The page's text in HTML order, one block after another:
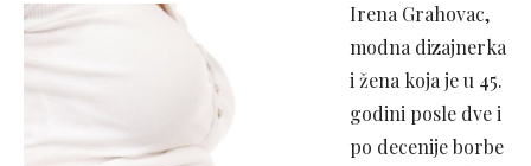
Irena Grahovac,
modna dizajnerka
i žena koja je u 45.
godini posle dve i
po decenije borbe